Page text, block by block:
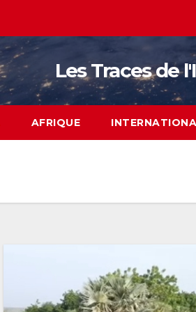
Les Traces de
AFRIQUE